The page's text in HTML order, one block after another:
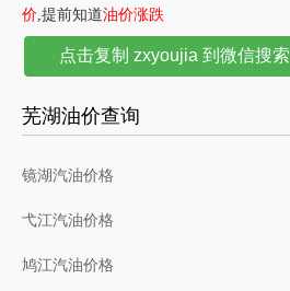
价,提前知道油价涨跌
点击复制 zxyoujia 到微信搜索
芜湖油价查询
镜湖汽油价格
弋江汽油价格
鸠江汽油价格